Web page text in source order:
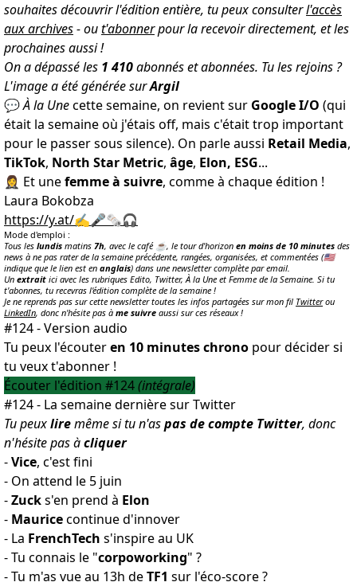
souhaites découvrir l'édition entière, tu peux consulterl'accès
aux archives- out'abonnerpour la recevoir directement, et les
prochaines aussi !
On a dépassé les 1 410abonnés et abonnées. Tu les rejoins ?
L'image a été générée surArgil
💬À la Unecette semaine, on revient sur Google I/O (qui
était la semaine où j'étais off, mais c'était trop important
pour le passer sous silence). On parle aussi Retail Media,
TikTok, North Star Metric, âge, Elon, ESG...
🤵‍♀️ Et unefemme à suivre, comme à chaque édition !
Laura Bokobza
https://y.at/✍️🎤🗞️🎧
Mode d'emploi :
Tous les lundis matins 7h, avec le café ☕️, le tour d'horizon en moins de 10 minutes des
news à ne pas rater de la semaine précédente, rangées, organisées, et commentées (🇺🇸
indique que le lien est en anglais) dans une newsletter complète par email.
Un extrait ici avec les rubriques Edito, Twitter, À la Une et Femme de la Semaine. Si tu
t'abonnes, tu recevras l'édition complète de la semaine !
Je ne reprends pas sur cette newsletter toutes les infos partagées sur mon fil Twitterou
LinkedIn, donc n'hésite pas à me suivre aussi sur ces réseaux !
#124 - Version audio
Tu peux l'écouteren 10 minutes chrono pour décider si
tu veux t'abonner !
Écouter l'édition #124(intégrale)
#124 - La semaine dernière sur Twitter
Tu peuxliremême si tu n'aspas de compte Twitter, donc
n'hésite pas àcliquer
-Vice, c'est fini
- On attend le 5 juin
-Zucks'en prend à Elon
- Mauricecontinued'innover
- La FrenchTech s'inspire au UK
- Tu connais le "corpoworking" ?
- Tu m'as vue au 13h deTF1 sur l'éco-score?